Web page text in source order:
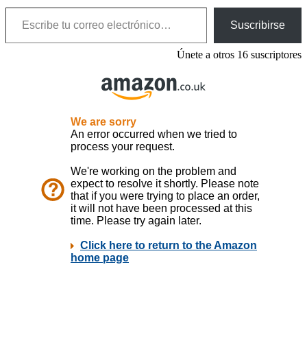
Escribe tu correo electrónico…
Suscribirse
Únete a otros 16 suscriptores